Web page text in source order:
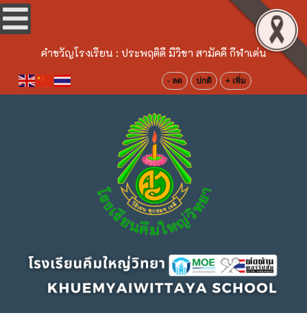
คำขวัญโรงเรียน : ประพฤติดี มีวิชา สามัคคี กีฬาเด่น
- ลด ปกติ + เพิ่ม